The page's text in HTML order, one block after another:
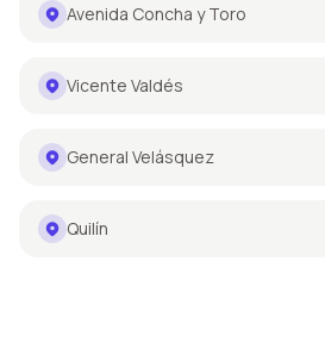
Avenida Concha y Toro
Vicente Valdés
General Velásquez
Quilín